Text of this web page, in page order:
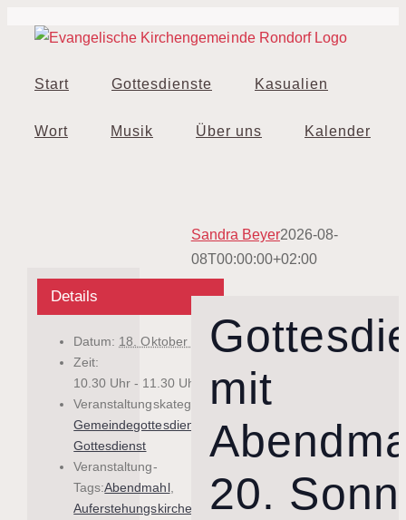
Inhalt
Start
Gottesdienste Kasualien
Wort Musik Über uns Kalender
Sandra Beyer2026-08-
08T00:00:00+02:00
mit
20.
Details
Datum: 18. Oktober 2026
Zeit:
10.30 Uhr - 11.30 Uhr
Veranstaltungskategorien:
Gemeindegottesdienst
Gottesdienst
Veranstaltung-
Tags:Abendmahl,
Auferstehungskirche